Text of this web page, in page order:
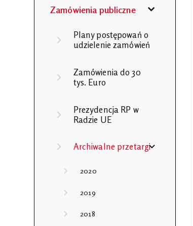
Zamówienia publiczne
Plany postępowań o
udzielenie zamówień
Zamówienia do 30
tys. Euro
Prezydencja RP w
Radzie UE
Archiwalne przetargi
2020
2019
2018